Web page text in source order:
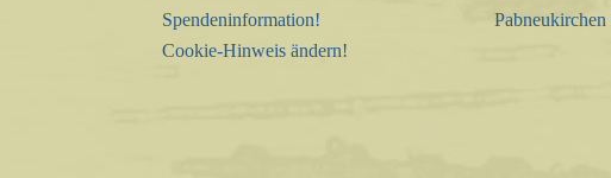
Spendeninformation!
Cookie-Hinweis ändern!